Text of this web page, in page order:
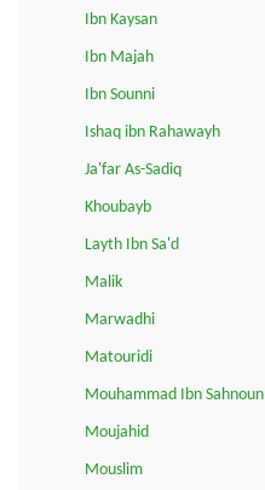
Ibn Kaysan
Ibn Majah
Ibn Sounni
Ishaq ibn Rahawayh
Ja'far As-Sadiq
Khoubayb
Layth Ibn Sa'd
Malik
Marwadhi
Matouridi
Mouhammad Ibn Sahnoun
Moujahid
Mouslim